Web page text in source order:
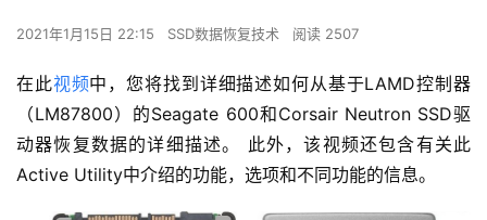
2021年1月15日 22:15 SSD数据恢复技术 阅读 2507
在此视频中，您将找到详细描述如何从基于LAMD控制器
（LM87800）的Seagate 600和Corsair Neutron SSD驱
动器恢复数据的详细描述。 此外，该视频还包含有关此
Active Utility中介绍的功能，选项和不同功能的信息。